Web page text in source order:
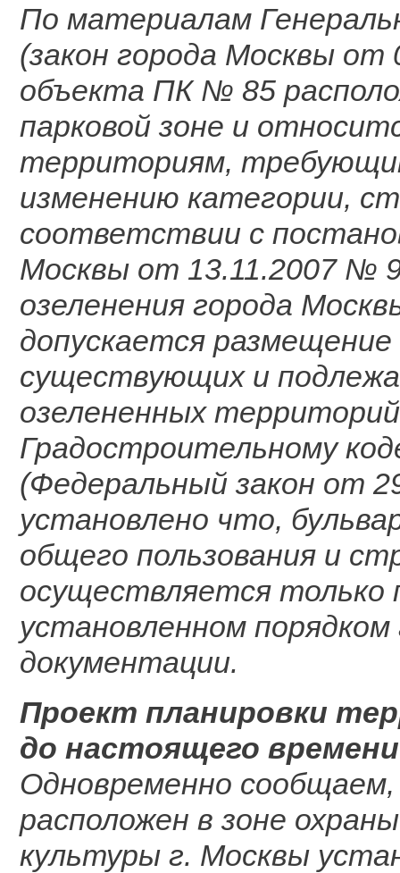
По материалам
(закон города Москвы
объекта ПК № 85
парковой зоне и
территориям,
изменению категории,
соответствии с
Москвы от 13.11.2007 №
озеленения города
допускается
существующих и
озелененных
Градостроительному
(Федеральный закон от
установлено что,
общего пользования и
осуществляется только
установленном
документации.
Проект планировки
до настоящего
Одновременно
расположен в зоне
культуры г. Москвы